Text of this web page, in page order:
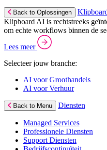
Back to Oplossingen
Klipboard AI is rechtstreeks
om echte workflows binnen de
Lees meer
Selecteer jouw branche:
AI voor Groothandels
AI voor Verhuur
Back to Menu Diensten
Managed Services
Professionele Diensten
Support Diensten